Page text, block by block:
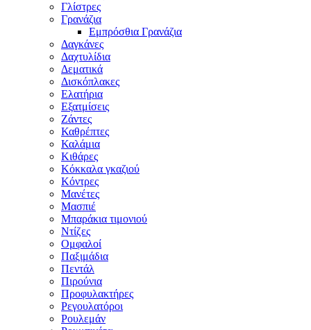
Γλίστρες
Γρανάζια
Εμπρόσθια Γρανάζια
Δαγκάνες
Δαχτυλίδια
Δεματικά
Δισκόπλακες
Ελατήρια
Εξατμίσεις
Ζάντες
Καθρέπτες
Καλάμια
Κιθάρες
Κόκκαλα γκαζιού
Κόντρες
Μανέτες
Μασπιέ
Μπαράκια τιμονιού
Ντίζες
Ομφαλοί
Παξιμάδια
Πεντάλ
Πιρούνια
Προφυλακτήρες
Ρεγουλατόροι
Ρουλεμάν